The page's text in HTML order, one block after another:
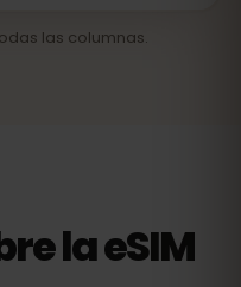
las columnas.
la eSIM